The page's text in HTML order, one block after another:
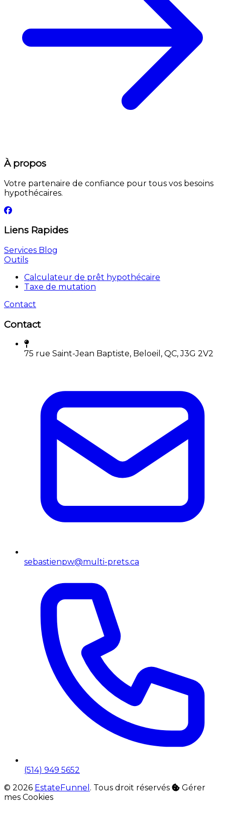
À propos
Votre partenaire de confiance pour tous vos besoins
hypothécaires.
Liens Rapides
Services Blog
Outils
Calculateur de prêt hypothécaire
Taxe de mutation
Contact
Contact
75 rue Saint-Jean Baptiste, Beloeil, QC, J3G 2V2
sebastienpw@multi-prets.ca
(514) 949 5652
© 2026 EstateFunnel . Tous droit réservés
Gérer
mes Cookies